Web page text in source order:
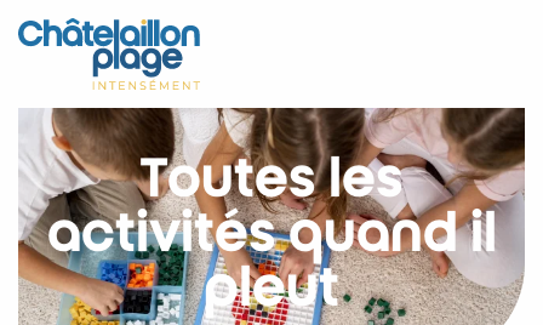
Aller
au
principal
Accueil
Découvrir
Activités
A vivre
Rendez-vous
Toutes les
activités quand il
pleut